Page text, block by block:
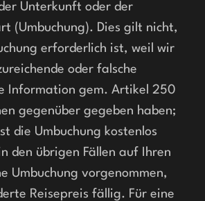
Unterkunft oder der
(Umbuchung). Dies gilt nicht,
erforderlich ist, weil wir
oder falsche
Information gem. Artikel 250
gegenüber gegeben haben;
die Umbuchung kostenlos
den übrigen Fällen auf Ihren
Umbuchung vorgenommen,
Reisepreis fällig. Für eine